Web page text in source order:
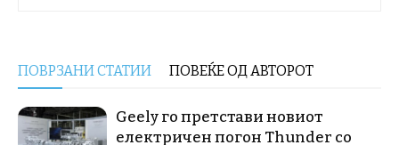
ПОВРЗАНИ СТАТИИ ПОВЕЌЕ ОД АВТОРОТ
Geely го претстави новиот
електричен погон Thunder со